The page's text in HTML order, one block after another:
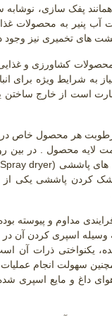
همانند پفک سازی،
پنیر به محصولات
های تخمیری نیز وجود
کشاورزی و
به شرایط ویژه برای
است از خارج ساختن
هر محصول خاص در
لایه محصول . در بین
های پاششی dryer)
پاششی یکی از
مداوم و پیوسته
اسپری کردن آن
یکنواختی ذرات آن
سهولت انجام
هوای داغ و مایع